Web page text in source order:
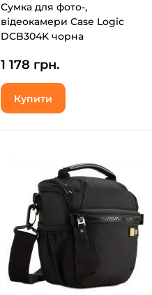
Сумка для фото-,
відеокамери Case Logic
DCB304K чорна
1 178 грн.
Купити